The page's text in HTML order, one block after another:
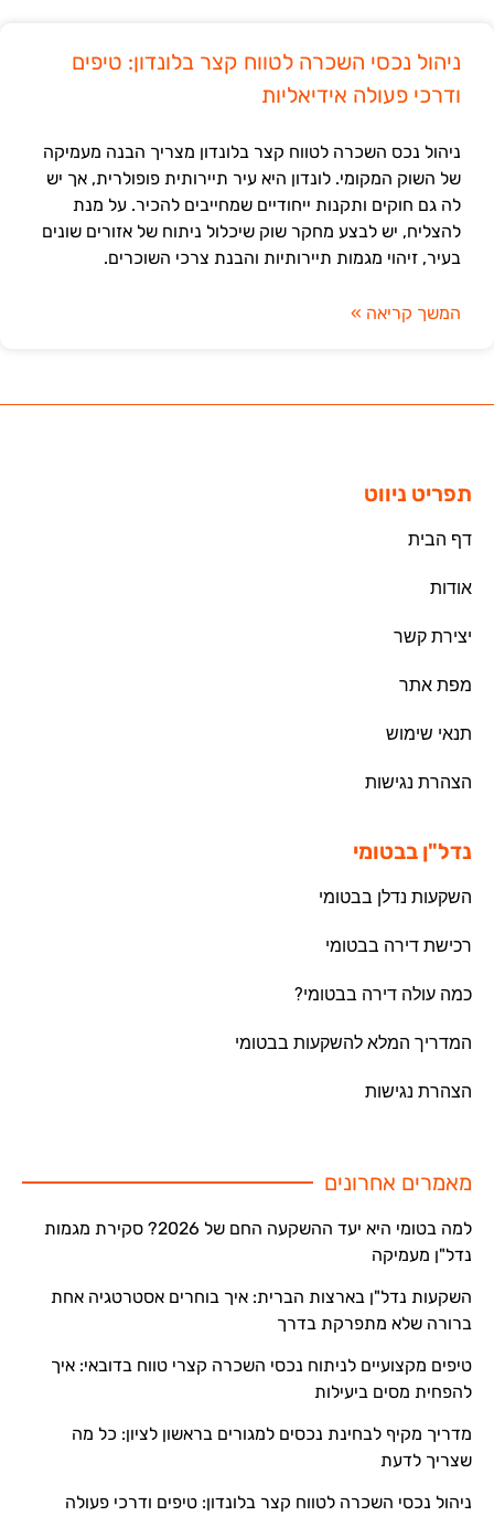
ניהול נכסי השכרה לטווח קצר בלונדון: טיפים
ודרכי פעולה אידיאליות
ניהול נכס השכרה לטווח קצר בלונדון מצריך הבנה מעמיקה
של השוק המקומי. לונדון היא עיר תיירותית פופולרית, אך יש
לה גם חוקים ותקנות ייחודיים שמחייבים להכיר. על מנת
להצליח, יש לבצע מחקר שוק שיכלול ניתוח של אזורים שונים
בעיר, זיהוי מגמות תיירותיות והבנת צרכי השוכרים.
המשך קריאה »
תפריט ניווט
דף הבית
אודות
יצירת קשר
מפת אתר
תנאי שימוש
הצהרת נגישות
נדל"ן בבטומי
השקעות נדלן בבטומי
רכישת דירה בבטומי
כמה עולה דירה בבטומי?
המדריך המלא להשקעות בבטומי
הצהרת נגישות
מאמרים אחרונים
למה בטומי היא יעד ההשקעה החם של 2026? סקירת מגמות
נדל"ן מעמיקה
השקעות נדל"ן בארצות הברית: איך בוחרים אסטרטגיה אחת
ברורה שלא מתפרקת בדרך
טיפים מקצועיים לניתוח נכסי השכרה קצרי טווח בדובאי: איך
להפחית מסים ביעילות
מדריך מקיף לבחינת נכסים למגורים בראשון לציון: כל מה
שצריך לדעת
ניהול נכסי השכרה לטווח קצר בלונדון: טיפים ודרכי פעולה